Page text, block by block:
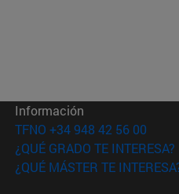
ventana)
Información
TFNO +34 948 42 56 00
¿QUÉ GRADO TE INTERESA?
¿QUÉ MÁSTER TE